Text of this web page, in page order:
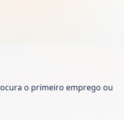
o primeiro emprego ou